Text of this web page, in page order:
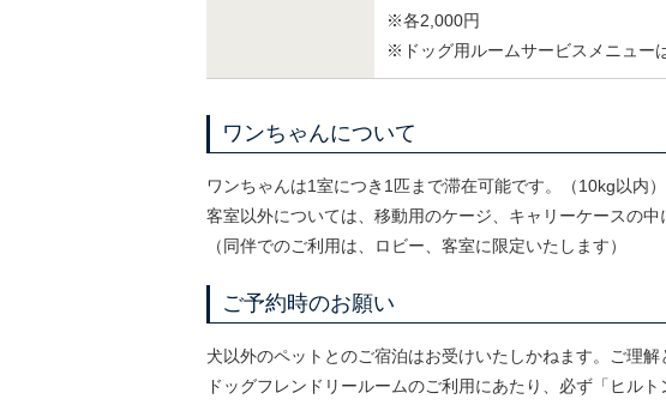
※各2,000円
※ドッグ用ルームサービスメニュー
ワンちゃんについて
ワンちゃんは1室につき1匹まで滞在可能です。（10kg以内）
客室以外については、移動用のケージ、キャリーケースの
（同伴でのご利用は、ロビー、客室に限定いたします）
ご予約時のお願い
犬以外のペットとのご宿泊はお受けいたしかねます。ご理解
ドッグフレンドリールームのご利用にあたり、必ず「ヒル